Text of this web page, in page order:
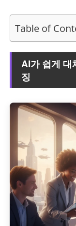
Table of
AI가 쉽게 대
징